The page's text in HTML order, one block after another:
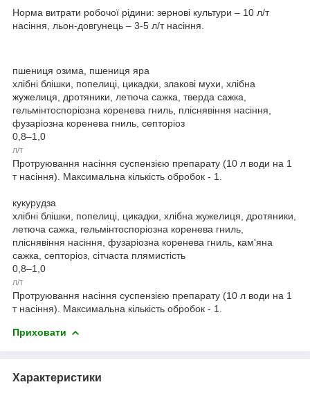
Норма витрати робочої рідини: зернові культури – 10 л/т
насіння, льон-довгунець – 3-5 л/т насіння.
пшениця озима, пшениця яра
хлібні блішки, попелиці, цикадки, злакові мухи, хлібна
жужелиця, дротяники, летюча сажка, тверда сажка,
гельмінтоспоріозна коренева гниль, пліснявіння насіння,
фузаріозна коренева гниль, септоріоз
0,8–1,0
л/т
Протруювання насіння суспензією препарату (10 л води на 1
т насіння). Максимальна кількість обробок - 1.
кукурудза
хлібні блішки, попелиці, цикадки, хлібна жужелиця, дротяники,
летюча сажка, гельмінтоспоріозна коренева гниль,
пліснявіння насіння, фузаріозна коренева гниль, кам'яна
сажка, септоріоз, сітчаста плямистість
0,8–1,0
л/т
Протруювання насіння суспензією препарату (10 л води на 1
т насіння). Максимальна кількість обробок - 1.
Приховати
Характеристики